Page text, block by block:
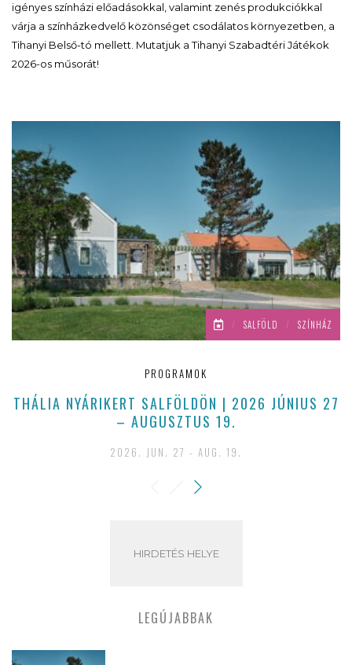
igényes színházi előadásokkal, valamint zenés produkciókkal
várja a színházkedvelő közönséget csodálatos környezetben, a
Tihanyi Belső-tó mellett. Mutatjuk a Tihanyi Szabadtéri Játékok
2026-os műsorát!
/ SALFÖLD / SZÍNHÁZ
PROGRAMOK
THÁLIA NYÁRIKERT SALFÖLDÖN | 2026 JÚNIUS 27
– AUGUSZTUS 19.
2026. JUN. 27 - AUG. 19.
HIRDETÉS HELYE
LEGÚJABBAK